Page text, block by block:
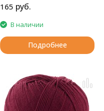
165 руб.
В наличии
Подробнее